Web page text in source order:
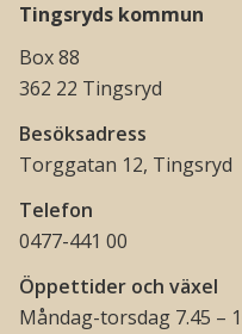
Tingsryds kommun
Box 88
362 22 Tingsryd
Besöksadress
Torggatan 12, Tingsryd
Telefon
0477-441 00
Öppettider och växel
Måndag-torsdag 7.45 –